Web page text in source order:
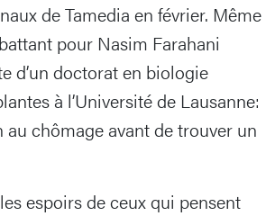
de Tamedia en février. Même
pour Nasim Farahani
d’un doctorat en biologie
à l’Université de Lausanne:
au chômage avant de trouver un
espoirs de ceux qui pensent